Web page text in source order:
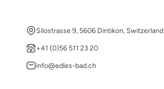
Silostrasse 9, 5606 Dintikon, Switzerland
+41 (0)56 511 23 20
info@edles-bad.ch